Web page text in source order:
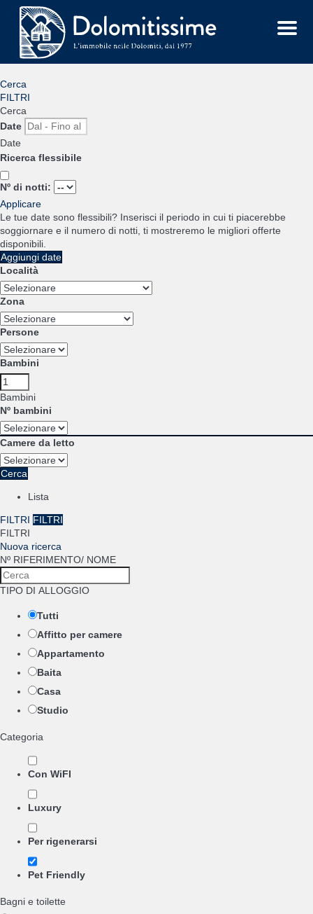
Menu
Cerca
FILTRI
Cerca
Date
Date
Ricerca flessibile
Nº di notti:
Applicare
Le tue date sono flessibili? Inserisci il periodo in cui ti piacerebbe
soggiornare e il numero di notti, ti mostreremo le migliori offerte
disponibili.
Aggiungi date
Località
Zona
Persone
Bambini
Bambini
Nº bambini
Camere da letto
Cerca
Lista
FILTRI FILTRI
FILTRI
Nuova ricerca
Nº RIFERIMENTO/ NOME
TIPO DI ALLOGGIO
Tutti
Affitto per camere
Appartamento
Baita
Casa
Studio
Categoria
Con WiFI
Luxury
Per rigenerarsi
Pet Friendly
Bagni e toilette